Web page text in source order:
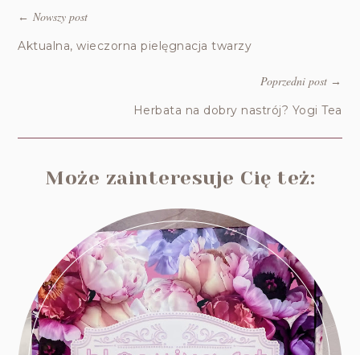
←Nowszy post
Aktualna, wieczorna pielęgnacja twarzy
Poprzedni post→
Herbata na dobry nastrój? Yogi Tea
Może zainteresuje Cię też: